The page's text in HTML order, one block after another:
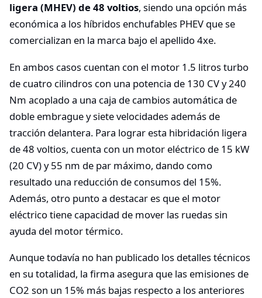
ligera (MHEV) de 48 voltios, siendo una opción más
económica a los híbridos enchufables PHEV que se
comercializan en la marca bajo el apellido 4xe.
En ambos casos cuentan con el motor 1.5 litros turbo
de cuatro cilindros con una potencia de 130 CV y 240
Nm acoplado a una caja de cambios automática de
doble embrague y siete velocidades además de
tracción delantera. Para lograr esta hibridación ligera
de 48 voltios, cuenta con un motor eléctrico de 15 kW
(20 CV) y 55 nm de par máximo, dando como
resultado una reducción de consumos del 15%.
Además, otro punto a destacar es que el motor
eléctrico tiene capacidad de mover las ruedas sin
ayuda del motor térmico.
Aunque todavía no han publicado los detalles técnicos
en su totalidad, la firma asegura que las emisiones de
CO2 son un 15% más bajas respecto a los anteriores